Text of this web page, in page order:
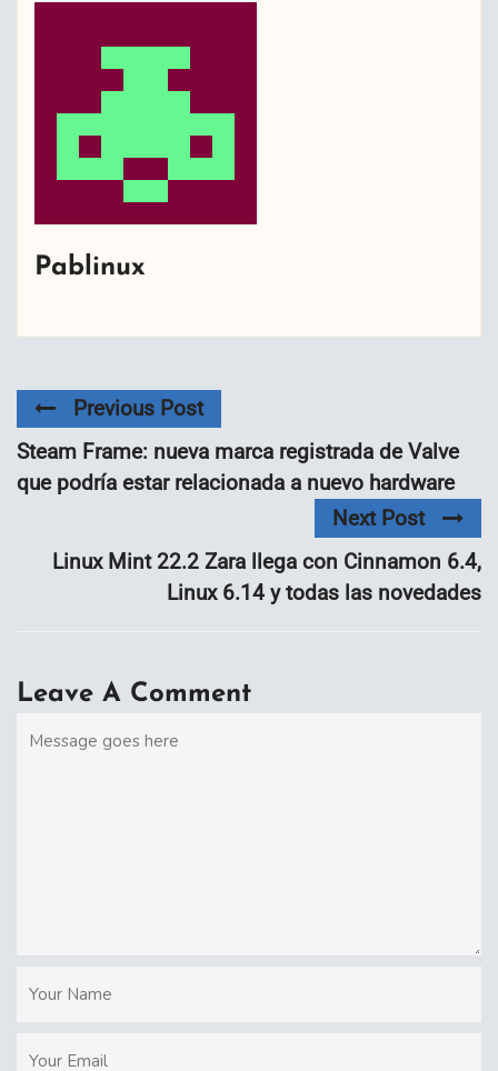
Pablinux
Previous Post
Steam Frame: nueva marca registrada de Valve
que podría estar relacionada a nuevo hardware
Next Post
Linux Mint 22.2 Zara llega con Cinnamon 6.4,
Linux 6.14 y todas las novedades
Leave A Comment